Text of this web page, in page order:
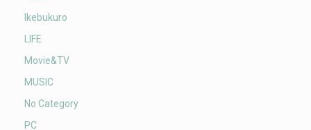
Ikebukuro
LIFE
Movie&TV
MUSIC
No Category
PC